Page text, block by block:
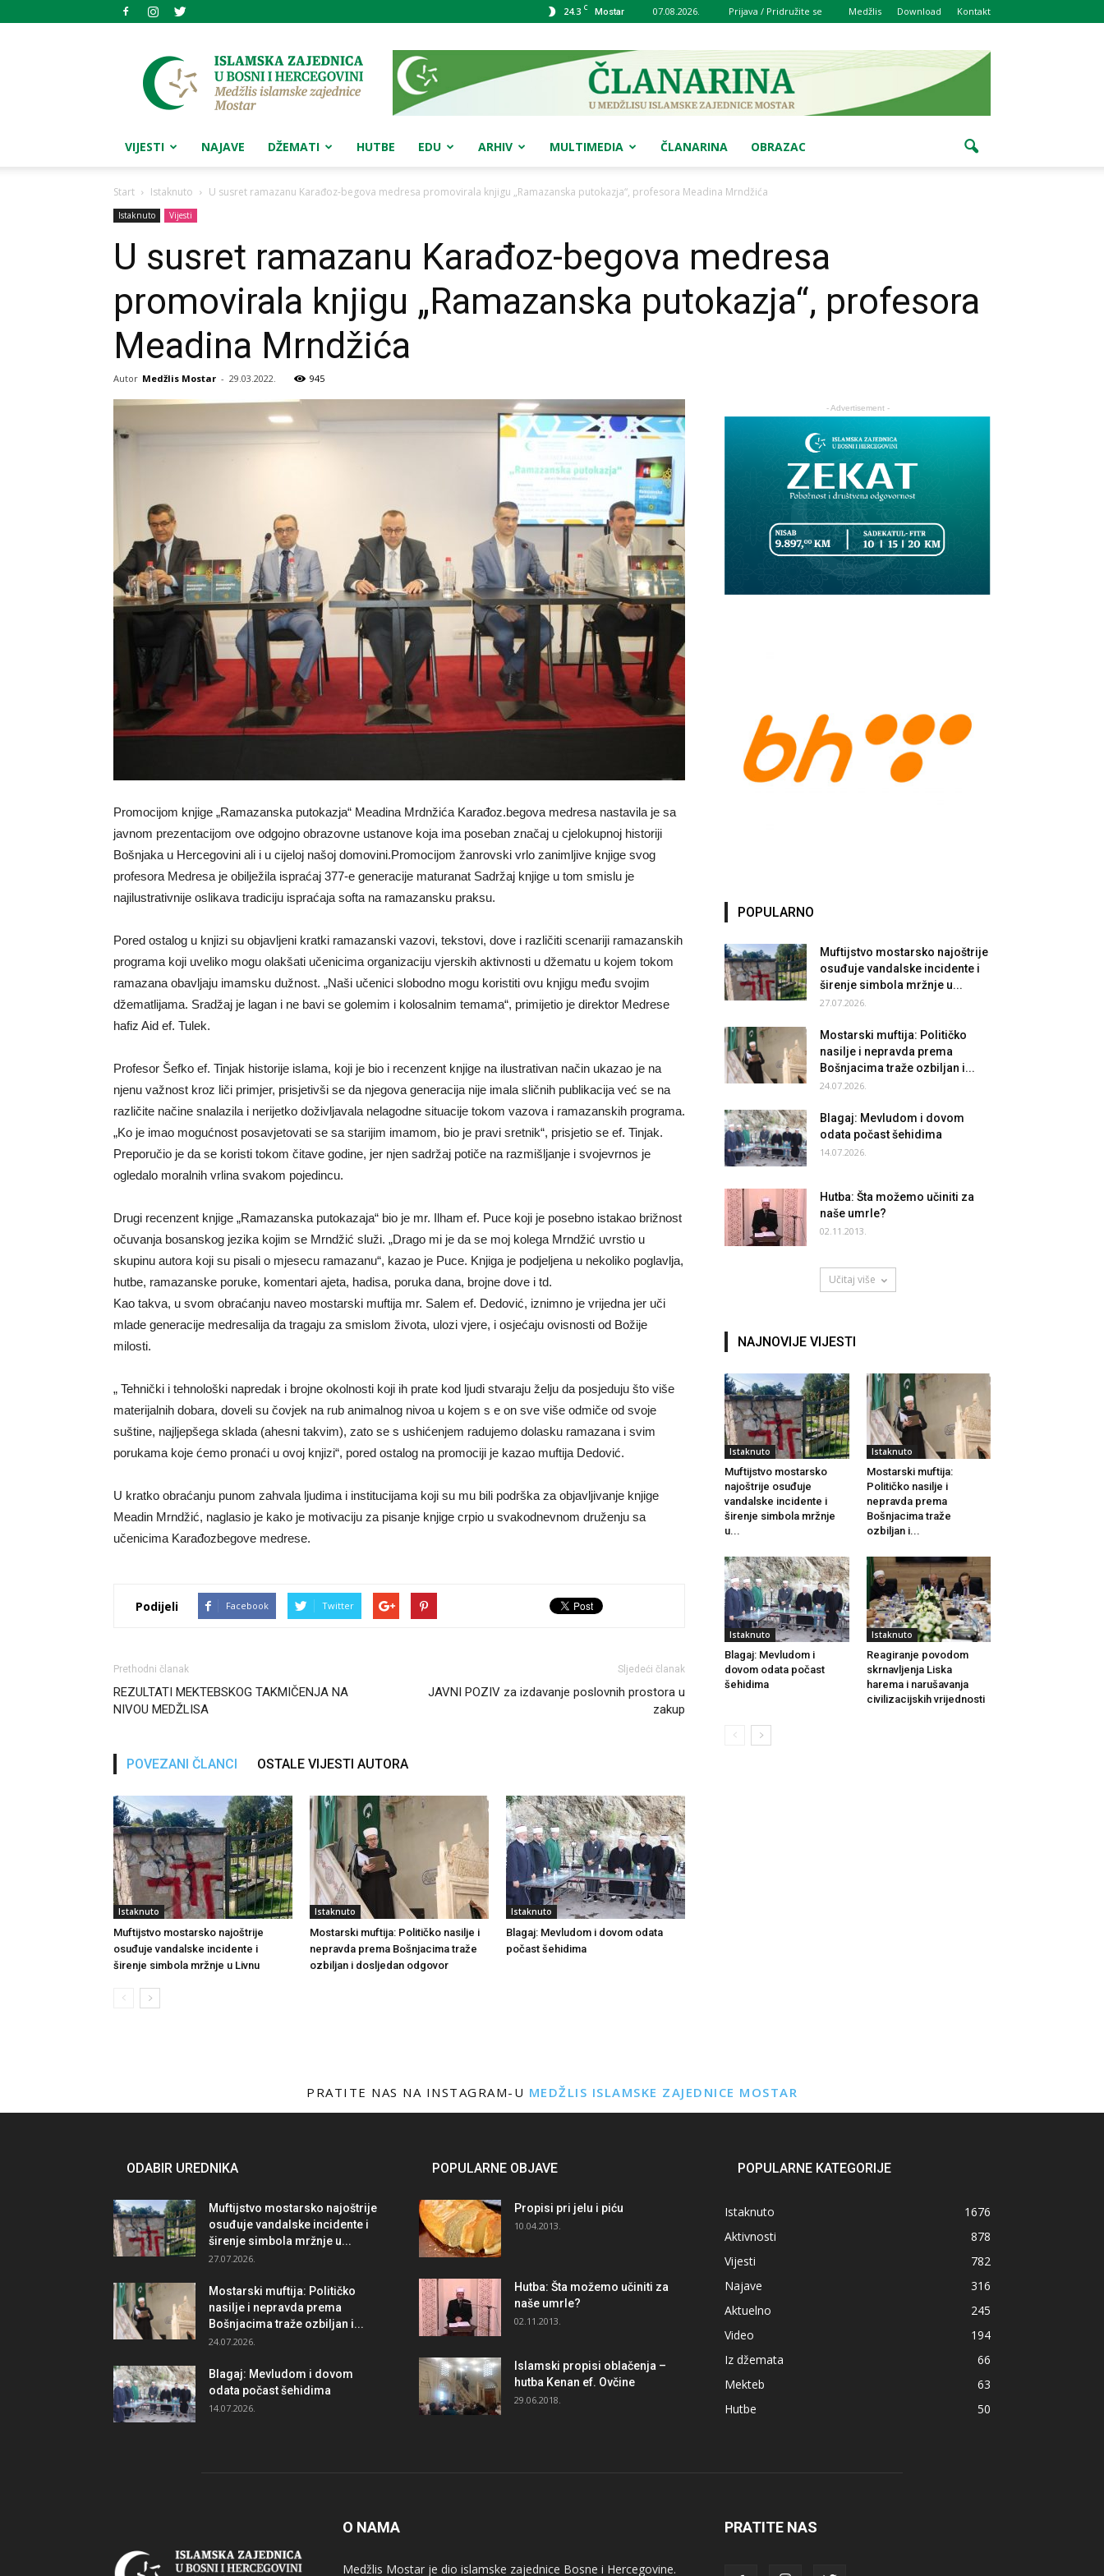
24.3 C Mostar 07.08.2026. Prijava / Pridružite se Medžlis Download Kontakt
Medžlis
islamske
zajednice
Mostar
VIJESTI NAJAVE DŽEMATI HUTBE EDU ARHIV MULTIMEDIA ČLANARINA OBRAZAC
Start Istaknuto U susret ramazanu Karađoz-begova medresa promovirala knjigu „Ramazanska putokazja“, profesora Meadina Mrndžića
Istaknuto Vijesti
U susret ramazanu Karađoz-begova medresa
promovirala knjigu „Ramazanska putokazja“, profesora
Meadina Mrndžića
Autor Medžlis Mostar - 29.03.2022. 945
Promocijom knjige „Ramazanska putokazja“ Meadina Mrdnžića Karađoz.begova medresa nastavila je sa
javnom prezentacijom ove odgojno obrazovne ustanove koja ima poseban značaj u cjelokupnoj historiji
Bošnjaka u Hercegovini ali i u cijeloj našoj domovini.Promocijom žanrovski vrlo zanimljive knjige svog
profesora Medresa je obilježila ispraćaj 377-e generacije maturanat Sadržaj knjige u tom smislu je
najilustrativnije oslikava tradiciju ispraćaja softa na ramazansku praksu.
Pored ostalog u knjizi su objavljeni kratki ramazanski vazovi, tekstovi, dove i različiti scenariji ramazanskih
programa koji uveliko mogu olakšati učenicima organizaciju vjerskih aktivnosti u džematu u kojem tokom
ramazana obavljaju imamsku dužnost. „Naši učenici slobodno mogu koristiti ovu knjigu među svojim
džematlijama. Sradžaj je lagan i ne bavi se golemim i kolosalnim temama“, primijetio je direktor Medrese
hafiz Aid ef. Tulek.
Profesor Šefko ef. Tinjak historije islama, koji je bio i recenzent knjige na ilustrativan način ukazao je na
njenu važnost kroz liči primjer, prisjetivši se da njegova generacija nije imala sličnih publikacija već se na
različite načine snalazila i nerijetko doživljavala nelagodne situacije tokom vazova i ramazanskih programa.
„Ko je imao mogućnost posavjetovati se sa starijim imamom, bio je pravi sretnik“, prisjetio se ef. Tinjak.
Preporučio je da se koristi tokom čitave godine, jer njen sadržaj potiče na razmišljanje i svojevrnos je
ogledalo moralnih vrlina svakom pojedincu.
Drugi recenzent knjige „Ramazanska putokazaja“ bio je mr. Ilham ef. Puce koji je posebno istakao brižnost
očuvanja bosanskog jezika kojim se Mrndžić služi. „Drago mi je da se moj kolega Mrndžić uvrstio u
skupinu autora koji su pisali o mjesecu ramazanu“, kazao je Puce. Knjiga je podjeljena u nekoliko poglavlja,
hutbe, ramazanske poruke, komentari ajeta, hadisa, poruka dana, brojne dove i td.
Kao takva, u svom obraćanju naveo mostarski muftija mr. Salem ef. Dedović, iznimno je vrijedna jer uči
mlade generacije medresalija da tragaju za smislom života, ulozi vjere, i osjećaju ovisnosti od Božije
milosti.
„ Tehnički i tehnološki napredak i brojne okolnosti koji ih prate kod ljudi stvaraju želju da posjeduju što više
materijalnih dobara, doveli su čovjek na rub animalnog nivoa u kojem s e on sve više odmiče od svoje
suštine, najljepšega sklada (ahesni takvim), zato se s ushićenjem radujemo dolasku ramazana i svim
porukama koje ćemo pronaći u ovoj knjizi“, pored ostalog na promociji je kazao muftija Dedović.
U kratko obraćanju punom zahvala ljudima i institucijama koji su mu bili podrška za objavljivanje knjige
Meadin Mrndžić, naglasio je kako je motivaciju za pisanje knjige crpio u svakodnevnom druženju sa
učenicima Karađozbegove medrese.
Podijeli Facebook Twitter
Prethodni članak
REZULTATI MEKTEBSKOG TAKMIČENJA NA
NIVOU MEDŽLISA
Sljedeći članak
JAVNI POZIV za izdavanje poslovnih prostora u
zakup
POVEZANI ČLANCI OSTALE VIJESTI AUTORA
Istaknuto
Muftijstvo mostarsko najoštrije
osuđuje vandalske incidente i
širenje simbola mržnje u Livnu
Istaknuto
Mostarski muftija: Političko nasilje i
nepravda prema Bošnjacima traže
ozbiljan i dosljedan odgovor
Istaknuto
Blagaj: Mevludom i dovom odata
počast šehidima
- Advertisement -
POPULARNO
Muftijstvo mostarsko najoštrije
osuđuje vandalske incidente i
širenje simbola mržnje u...
27.07.2026.
Mostarski muftija: Političko
nasilje i nepravda prema
Bošnjacima traže ozbiljan i...
24.07.2026.
Blagaj: Mevludom i dovom
odata počast šehidima
14.07.2026.
Hutba: Šta možemo učiniti za
naše umrle?
02.11.2013.
Učitaj više
NAJNOVIJE VIJESTI
Istaknuto
Muftijstvo mostarsko
najoštrije osuđuje
vandalske incidente i
širenje simbola mržnje
u...
Istaknuto
Mostarski muftija:
Političko nasilje i
nepravda prema
Bošnjacima traže
ozbiljan i...
Istaknuto
Blagaj: Mevludom i
dovom odata počast
šehidima
Istaknuto
Reagiranje povodom
skrnavljenja Liska
harema i narušavanja
civilizacijskih vrijednosti
PRATITE NAS NA INSTAGRAM-U MEDŽLIS ISLAMSKE ZAJEDNICE MOSTAR
ODABIR UREDNIKA
Muftijstvo mostarsko najoštrije
osuđuje vandalske incidente i
širenje simbola mržnje u...
27.07.2026.
Mostarski muftija: Političko
nasilje i nepravda prema
Bošnjacima traže ozbiljan i...
24.07.2026.
Blagaj: Mevludom i dovom
odata počast šehidima
14.07.2026.
POPULARNE OBJAVE
Propisi pri jelu i piću
10.04.2013.
Hutba: Šta možemo učiniti za
naše umrle?
02.11.2013.
Islamski propisi oblačenja –
hutba Kenan ef. Ovčine
29.06.2018.
POPULARNE KATEGORIJE
Istaknuto
1676
Aktivnosti
878
Vijesti
782
Najave
316
Aktuelno
245
Video
194
Iz džemata
66
Mekteb
63
Hutbe
50
O NAMA
Medžlis Mostar je dio islamske zajednice Bosne i Hercegovine.
PRATITE NAS